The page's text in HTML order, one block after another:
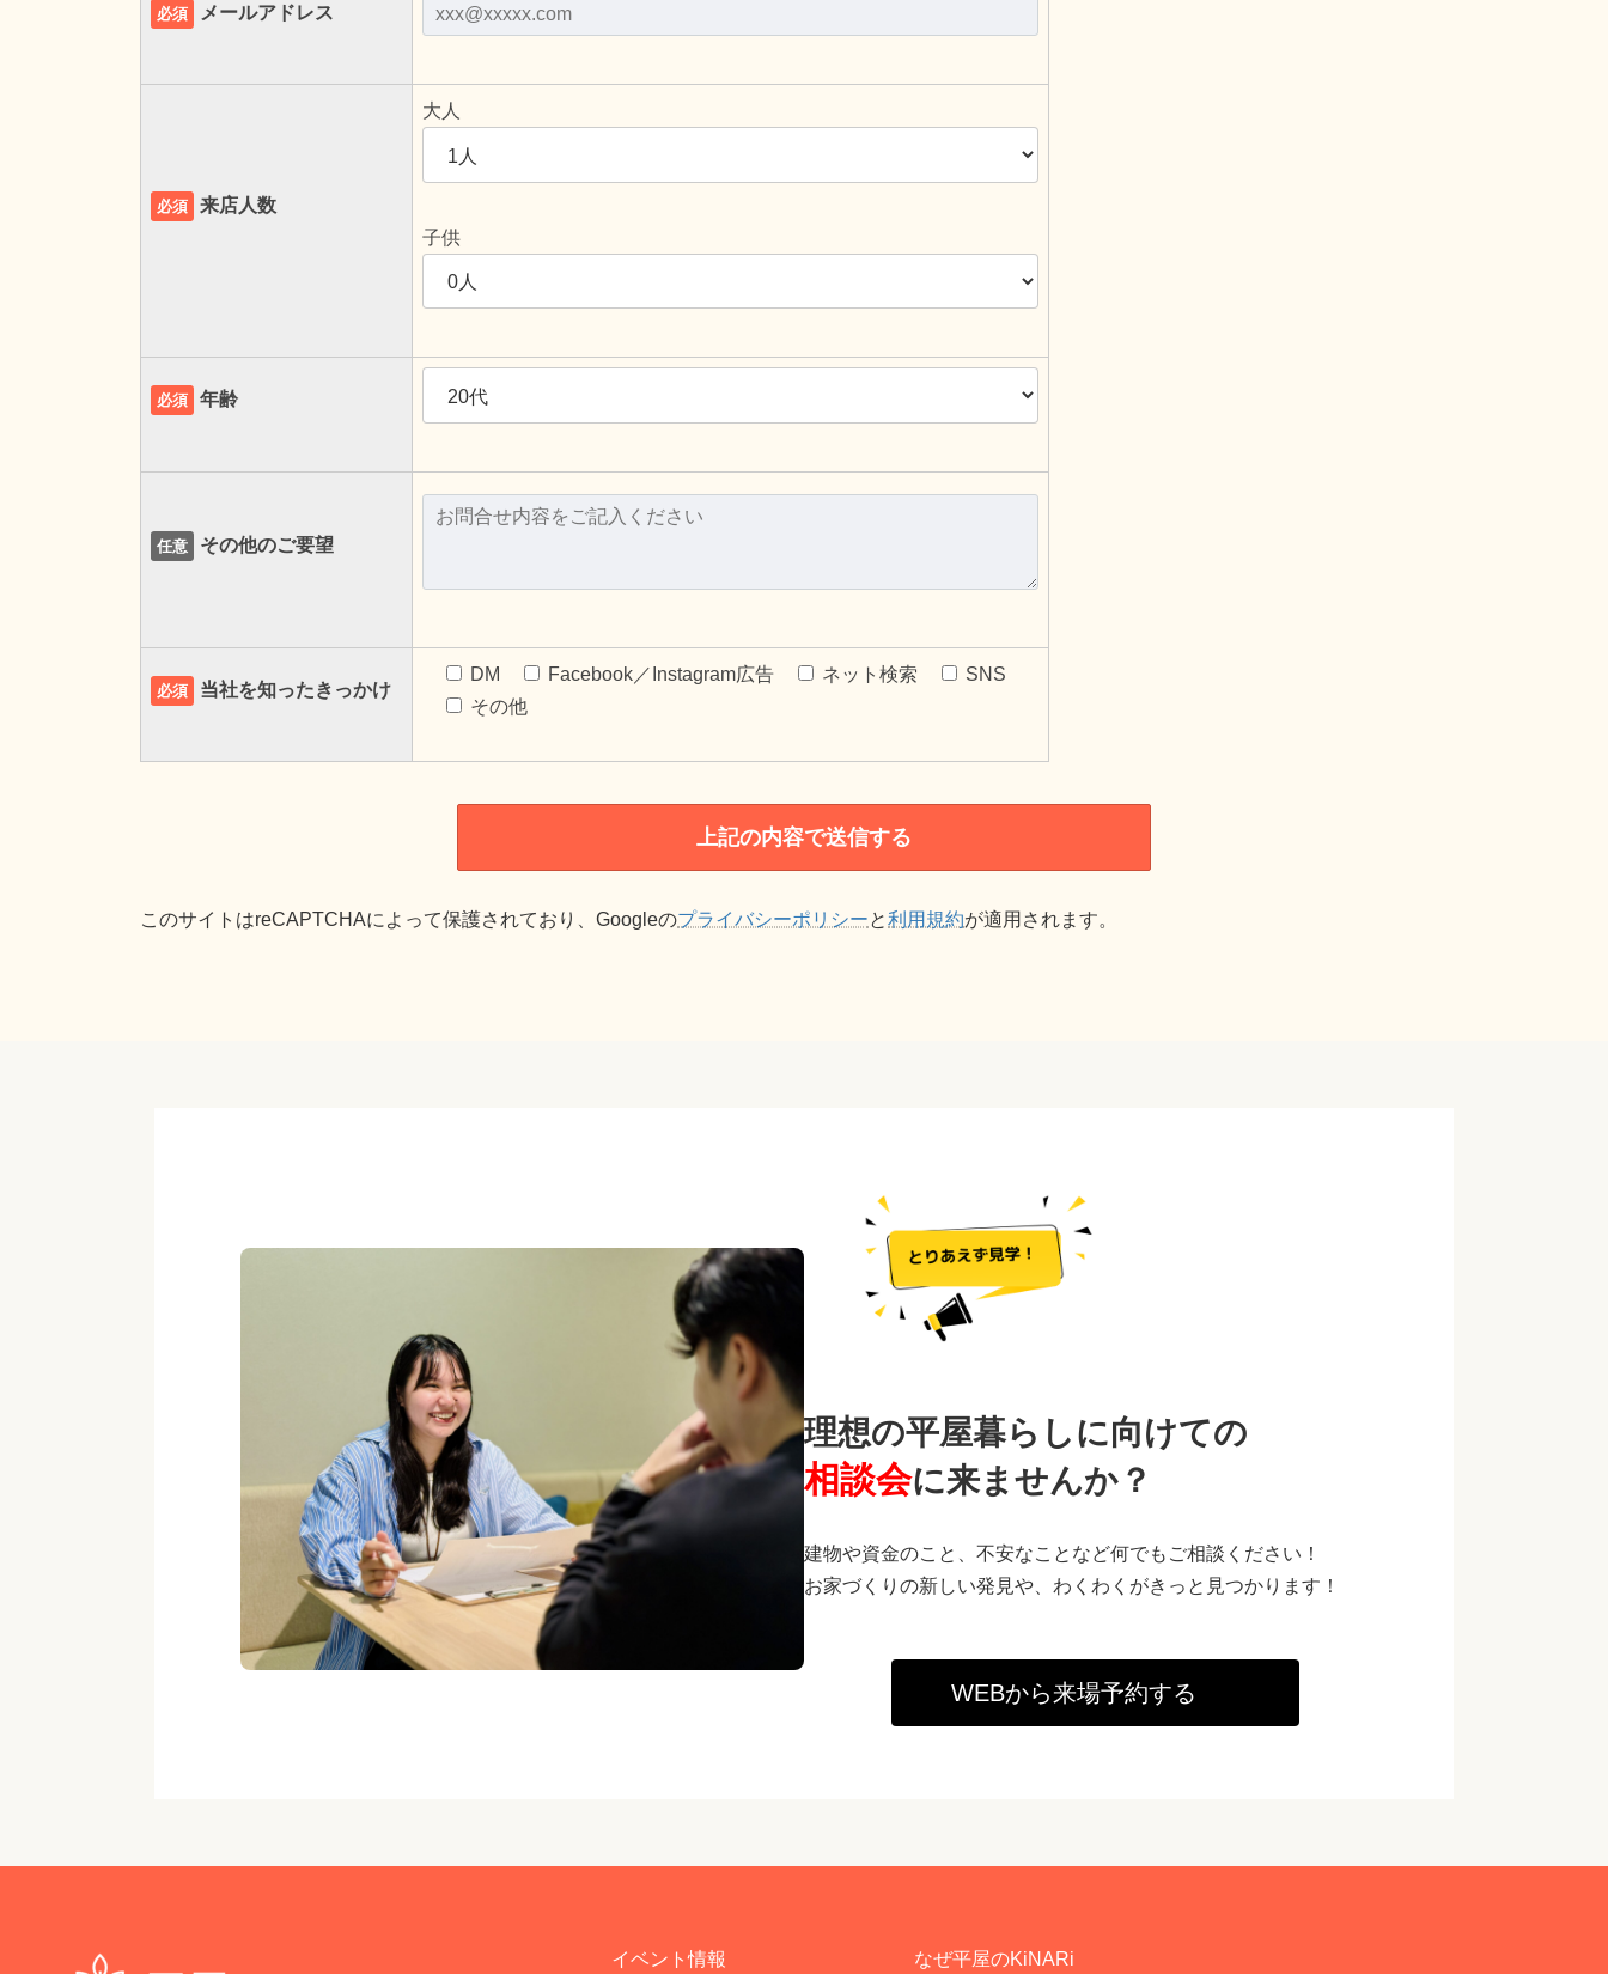
必須 メールアドレス
必須 来店人数
大人
子供
必須 年齢
任意 その他のご要望
必須 当社を知ったきっかけ
DM Facebook／Instagram広告 ネット検索
SNS
その他
このサイトはreCAPTCHAによって保護されており、Googleのプライバシーポリシーと利用規約が適用されます。
理想の平屋暮らしに向けての
相談会に来ませんか？
建物や資金のこと、不安なことなど何でもご相談ください！
お家づくりの新しい発見や、わくわくがきっと見つかります！
WEBから来場予約する
イベント情報 なぜ平屋のKiNARi